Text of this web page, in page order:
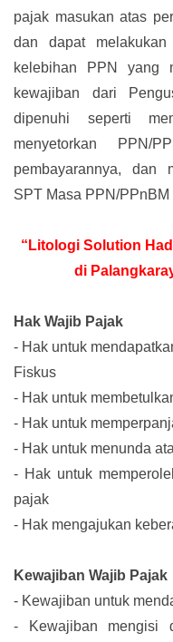
pajak masukan atas
dan dapat
kelebihan PPN yang
kewajiban dari
dipenuhi seperti
menyetorkan PPN/
pembayarannya, dan
SPT Masa PPN/PPnBM
“Litologi Solution
di
Hak Wajib Pajak
- Hak untuk
Fiskus
- Hak untuk
- Hak untuk
- Hak untuk menunda
- Hak untuk
pajak
- Hak mengajukan
Kewajiban Wajib Pajak
- Kewajiban untuk
-
Kewajiban mengisi